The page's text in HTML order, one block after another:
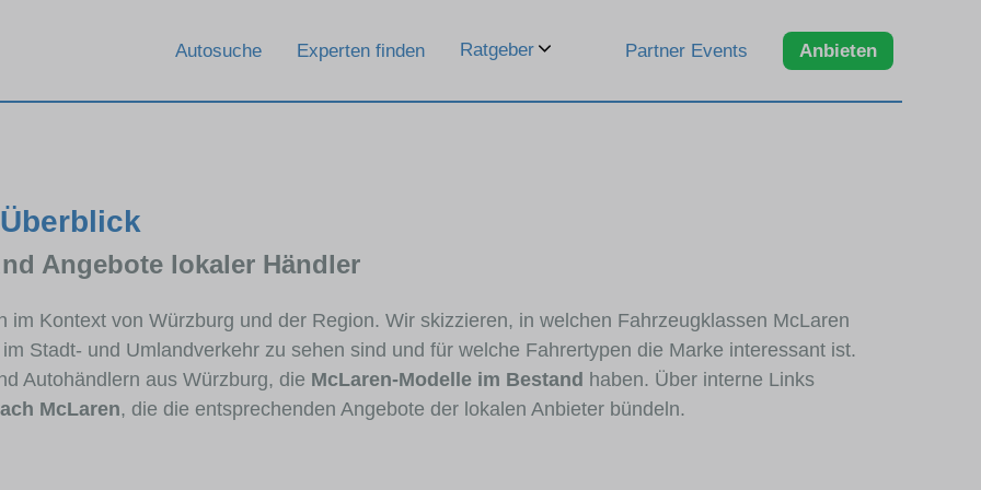
Autosuche Experten finden Ratgeber Partner Events Anbieten
Angebote lokaler Händler
Kontext von Würzburg und der Region. Wir skizzieren, in welchen Fahrzeugklassen McLaren
Stadt- und Umlandverkehr zu sehen sind und für welche Fahrertypen die Marke interessant ist.
Autohändlern aus Würzburg, die McLaren-Modelle im Bestand haben. Über interne Links
McLaren, die die entsprechenden Angebote der lokalen Anbieter bündeln.